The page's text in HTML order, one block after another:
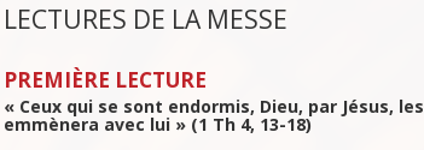
LECTURES DE LA MESSE
PREMIÈRE LECTURE
« Ceux qui se sont endormis, Dieu, par Jésus, les
emmènera avec lui » (1 Th 4, 13-18)